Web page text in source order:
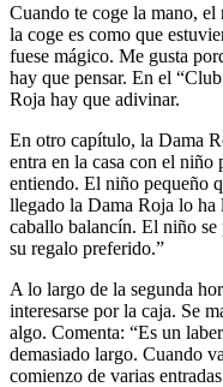
Cuando te coge la mano,
la coge es como que
fuese mágico. Me gusta
hay que pensar. En el
Roja hay que adivinar.
En otro capítulo, la Dama
entra en la casa con el niño
entiendo. El niño pequeño
llegado la Dama Roja lo ha
caballo balancín. El niño se
su regalo preferido.”
A lo largo de la segunda
interesarse por la caja. Se
algo. Comenta: “Es un
demasiado largo. Cuando
comienzo de varias